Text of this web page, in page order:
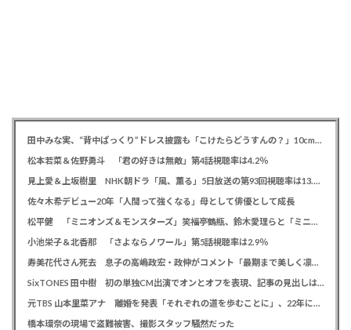
田中みな実、“背中ぱっくり”ドレス披露も「こけたらどうすんの？」10cm超ヒールに心配の声寄せられる
松本若菜＆佐野勇斗 「君の好きは無敵」第4話視聴率は4.2％
見上愛＆上坂樹里 NHK朝ドラ「風、薫る」5日放送の第93回視聴率は13.5％
佐々木希デビュー20年「人間って強くなる」母として俳優として成長
松平健 「ミニオンズ＆モンスターズ」笑福亭鶴瓶、鈴木愛理らと「ミニおんど」披露も「サンバの方が楽」と本音
小池栄子＆北香那 「さよならノワール」第5話視聴率は2.9％
寿美花代さん死去 息子の高嶋政宏・政伸がコメント「最期まで美しく凛とした表情」「最期の最期まで大女優」「
SixTONES 田中樹 初の単独CM出演でオンとオフを表現、記事の見出しは「“いい男の休日”にしてください」とアピール
元TBS 山本里菜アナ 離婚を発表「それぞれの道を歩むことに」、22年に一般男性と結婚
橋本環奈の現場で盗難被害、撮影スタッフ騒然だった